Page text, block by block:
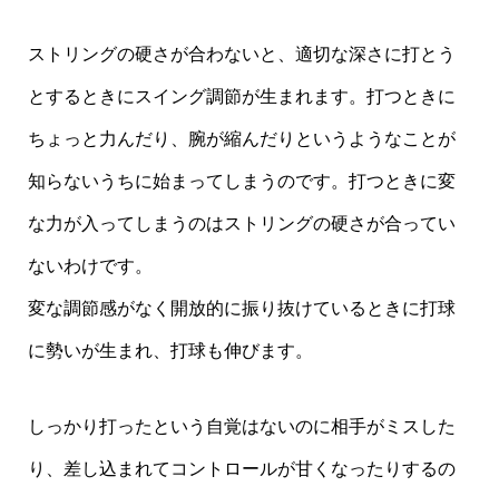
ストリングの硬さが合わないと、適切な深さに打とう
とするときにスイング調節が生まれます。打つときに
ちょっと力んだり、腕が縮んだりというようなことが
知らないうちに始まってしまうのです。打つときに変
な力が入ってしまうのはストリングの硬さが合ってい
ないわけです。
変な調節感がなく開放的に振り抜けているときに打球
に勢いが生まれ、打球も伸びます。
しっかり打ったという自覚はないのに相手がミスした
り、差し込まれてコントロールが甘くなったりするの